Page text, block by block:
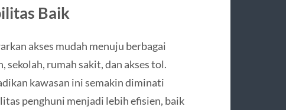
Baik
akses mudah menuju berbagai
rumah sakit, dan akses tol.
kawasan ini semakin diminati
penghuni menjadi lebih efisien, baik